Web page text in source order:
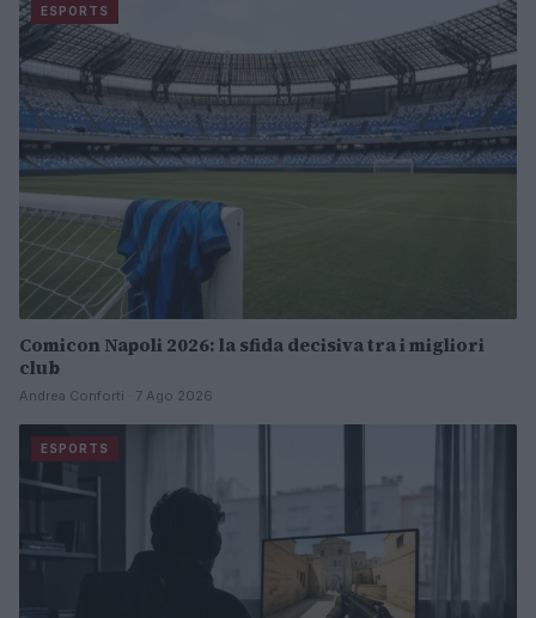
ESPORTS
Comicon Napoli 2026: la sfida decisiva tra i migliori
club
Andrea Conforti · 7 Ago 2026
ESPORTS